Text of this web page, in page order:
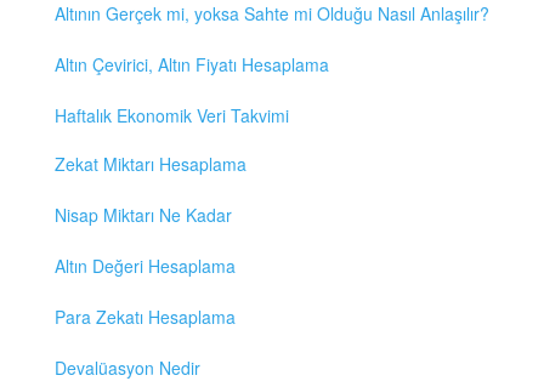
Altının Gerçek mi, yoksa Sahte mi Olduğu Nasıl Anlaşılır?
Altın Çevirici, Altın Fiyatı Hesaplama
Haftalık Ekonomik Veri Takvimi
Zekat Miktarı Hesaplama
Nisap Miktarı Ne Kadar
Altın Değeri Hesaplama
Para Zekatı Hesaplama
Devalüasyon Nedir